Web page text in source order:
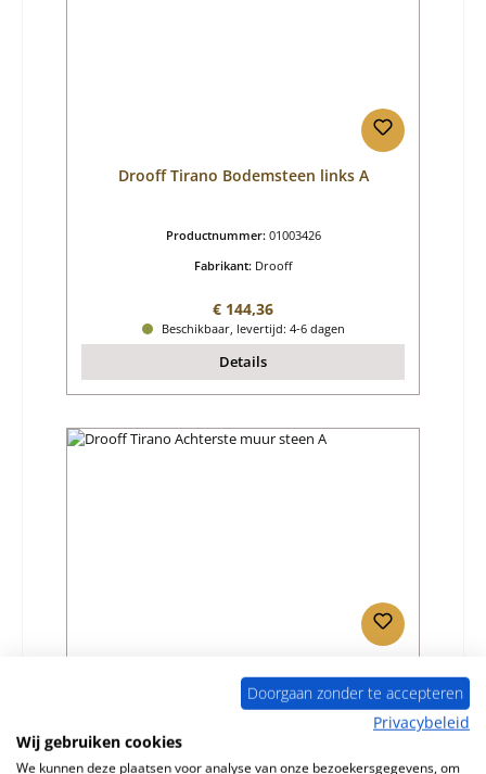
Drooff Tirano Bodemsteen links A
Productnummer: 01003426
Fabrikant: Drooff
Normale prijs:
€ 144,36
Beschikbaar, levertijd: 4-6 dagen
Details
Fabrikant:
Doorgaan zonder te accepteren
Privacybeleid
Wij gebruiken cookies
We kunnen deze plaatsen voor analyse van onze bezoekersgegevens, om